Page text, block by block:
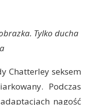
Tylko ducha
Chatterley seksem
Podczas
nagość